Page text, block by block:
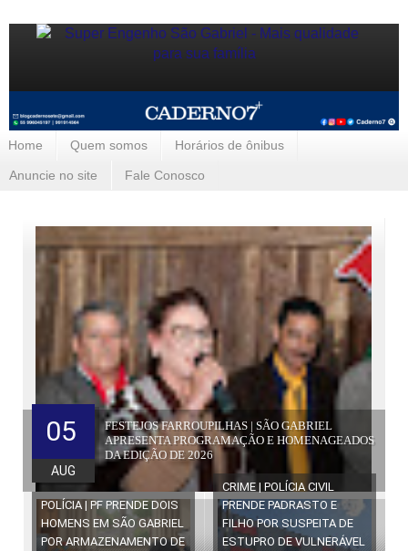
Home Quem somos Horários de ônibus
Anuncie no site Fale Conosco
FESTEJOS FARROUPILHAS | SÃO GABRIEL
APRESENTA PROGRAMAÇÃO E HOMENAGEADOS
DA EDIÇÃO DE 2026
05
AUG
POLÍCIA | PF PRENDE DOIS
HOMENS EM SÃO GABRIEL
POR ARMAZENAMENTO DE
CRIME | POLÍCIA CIVIL
PRENDE PADRASTO E
FILHO POR SUSPEITA DE
ESTUPRO DE VULNERÁVEL